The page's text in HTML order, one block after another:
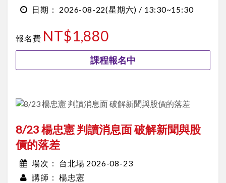
日期：
2026-08-22(星期六) / 13:30~15:30
報名費 NT$1,880
課程報名中
8/23 楊忠憲 判讀消息面 破解新聞與股
價的落差
場次： 台北場 2026-08-23
講師： 楊忠憲